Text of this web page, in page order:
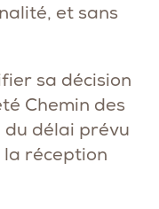
et sans
sa décision
Chemin des
du délai prévu
la réception